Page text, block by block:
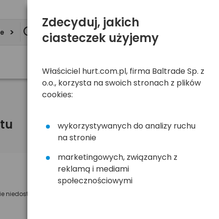
niedostępny
Powiadom mnie o dostępności
Zdecyduj, jakich
ciasteczek użyjemy
Właściciel hurt.com.pl, firma Baltrade Sp. z
o.o., korzysta na swoich stronach z plików
cookies:
wykorzystywanych do analizy ruchu
na stronie
marketingowych, związanych z
reklamą i mediami
społecznościowymi